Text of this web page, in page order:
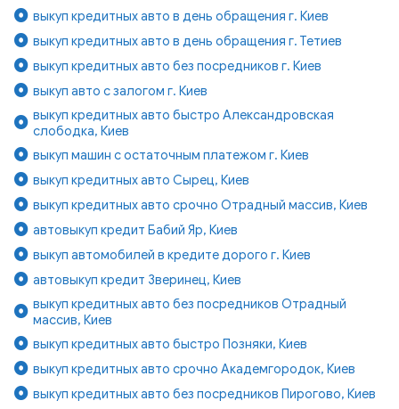
выкуп кредитных авто в день обращения г. Киев
выкуп кредитных авто в день обращения г. Тетиев
выкуп кредитных авто без посредников г. Киев
выкуп авто с залогом г. Киев
выкуп кредитных авто быстро Александровская
слободка, Киев
выкуп машин с остаточным платежом г. Киев
выкуп кредитных авто Сырец, Киев
выкуп кредитных авто срочно Отрадный массив, Киев
автовыкуп кредит Бабий Яр, Киев
выкуп автомобилей в кредите дорого г. Киев
автовыкуп кредит Зверинец, Киев
выкуп кредитных авто без посредников Отрадный
массив, Киев
выкуп кредитных авто быстро Позняки, Киев
выкуп кредитных авто срочно Академгородок, Киев
выкуп кредитных авто без посредников Пирогово, Киев